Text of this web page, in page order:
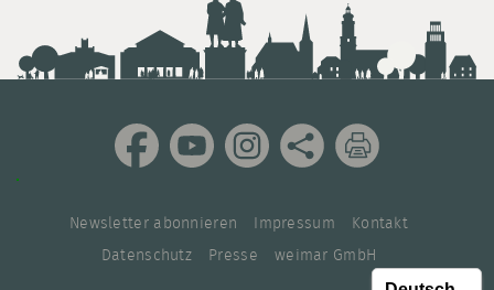
Newsletter abonnieren Impressum Kontakt
Datenschutz Presse weimar GmbH